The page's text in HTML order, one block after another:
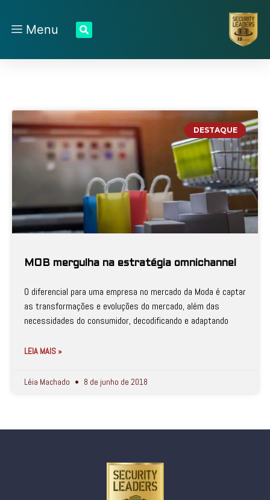
Menu
DESTAQUE
MOB mergulha na estratégia omnichannel
O diferencial para uma empresa no mercado da Moda é captar
as transformações e evoluções do mercado, além das
necessidades do consumidor, decodificando e adaptando
LEIA MAIS »
Léia Machado 8 de junho de 2018